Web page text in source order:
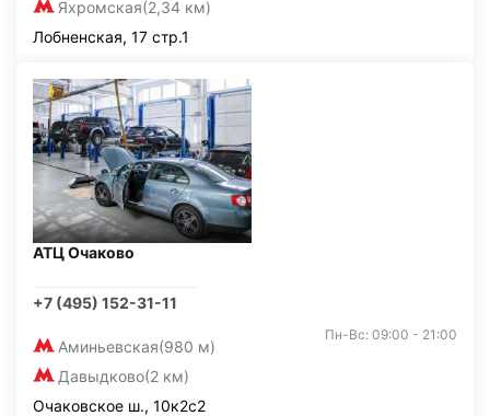
Яхромская(2,34 км)
Лобненская, 17 стр.1
АТЦ Очаково
+7 (495) 152-31-11
Аминьевская(980 м)
Давыдково(2 км)
Пн-Вс: 09:00 - 21:00
Очаковское ш., 10к2с2